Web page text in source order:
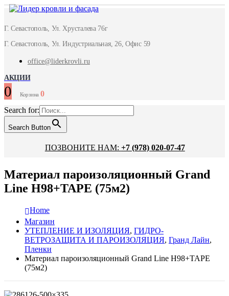
Г. Севастополь, Ул. Хрусталева 76г
Г. Севастополь, Ул. Индустриальная, 26, Офис 59
office@liderkrovli.ru
АКЦИИ
0 Корзина 0
Search for:
Search Button
ПОЗВОНИТЕ НАМ: +7 (978) 020-07-47
Материал пароизоляционный Grand
Line Н98+TAPE (75м2)
Home
Магазин
УТЕПЛЕНИЕ И ИЗОЛЯЦИЯ, ГИДРО-
ВЕТРОЗАЩИТА И ПАРОИЗОЛЯЦИЯ, Гранд Лайн,
Пленки
Материал пароизоляционный Grand Line Н98+TAPE
(75м2)